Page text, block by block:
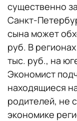
существенно
Санкт-
сына может
руб. В
тыс. руб., на
Экономист
находящиеся
родителей, не
экономике